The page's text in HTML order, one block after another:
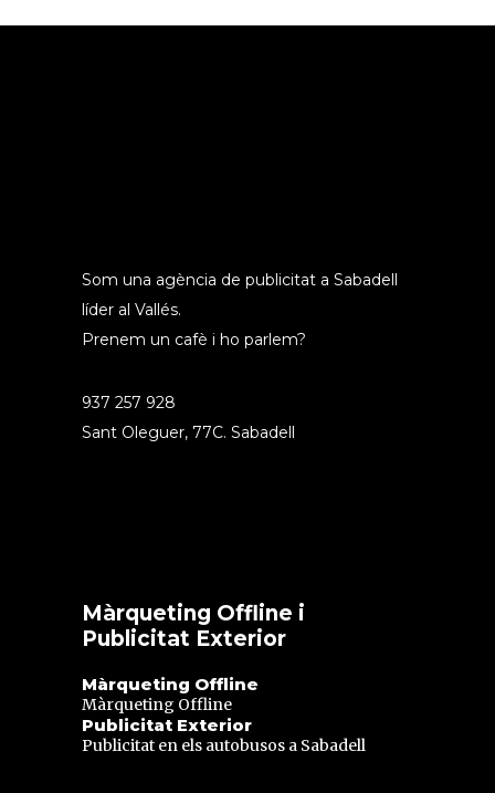
Som una agència de publicitat a Sabadell
líder al Vallés.
Prenem un cafè i ho parlem?
937 257 928
Sant Oleguer, 77C. Sabadell
Màrqueting Offline i
Publicitat Exterior
Màrqueting Offline
Màrqueting Offline
Publicitat Exterior
Publicitat en els autobusos a Sabadell